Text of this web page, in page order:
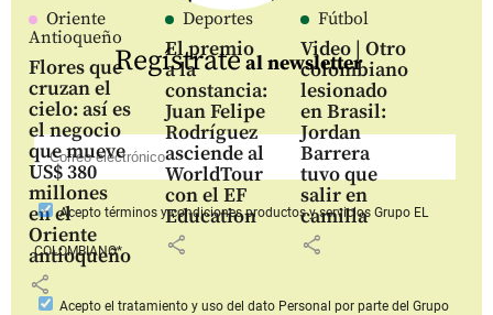
Oriente
Antioqueño
Flores que
cruzan el
cielo: así es
el negocio
que mueve
US$ 380
millones
en el
Oriente
antioqueño
share
Deportes
El premio
a la
constancia:
Juan Felipe
Rodríguez
asciende al
WorldTour
con el EF
Education
share
Fútbol
Video | Otro
colombiano
lesionado
en Brasil:
Jordan
Barrera
tuvo que
salir en
camilla
share
Regístrateal newsletter
Aceptotérminos y condiciones productos y serviciosGrupo EL
COLOMBIANO*
Acepto el tratamiento y uso del dato Personal por parte del Grupo